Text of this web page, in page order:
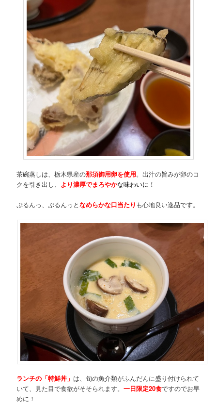
茶碗蒸しは、栃木県産の那須御用卵を使用。出汁の旨みが卵のコ
クを引き出し、
より濃厚でまろやかな味わいに！
ぷるんっ、ぷるんっとなめらかな口当たり も心地良い逸品です。
ランチの「特鮮丼」 は、旬の魚介類がふんだんに盛り付けられて
いて、見た目で食欲がそそられます。一日限定20食ですのでお早
めに！